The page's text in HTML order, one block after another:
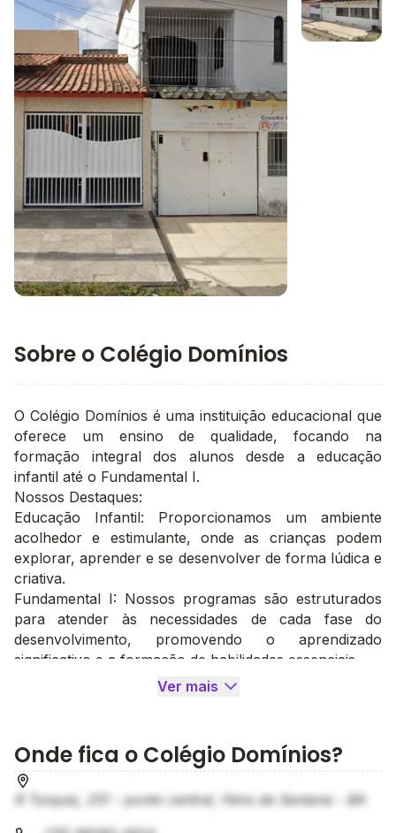
Sobre o Colégio Domínios
O Colégio Domínios é uma instituição educacional que
oferece um ensino de qualidade, focando na
formação integral dos alunos desde a educação
infantil até o Fundamental I.
Nossos Destaques:
Educação Infantil: Proporcionamos um ambiente
acolhedor e estimulante, onde as crianças podem
explorar, aprender e se desenvolver de forma lúdica e
criativa.
Fundamental I: Nossos programas são estruturados
para atender às necessidades de cada fase do
desenvolvimento, promovendo o aprendizado
significativo e a formação de habilidades essenciais.
Metodologia Inovadora: Utilizamos abordagens
alunos para os desafios do futuro.
Ambiente Acolhedor: Criamos um espaço seguro e
amigável, onde cada aluno é valorizado e incentivado
a desenvolver seu potencial.
No Colégio Domínios, seu filho encontrará um espaço
Ver mais
Onde fica o Colégio Domínios?
R Turquia, 251 - ponto central, Feira de Santana - BA